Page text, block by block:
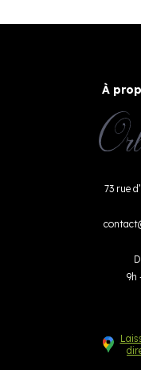
À
73 rue
contact
9h